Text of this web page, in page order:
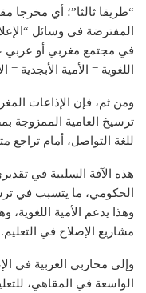
“طريقا ثالثا”؛ أي مخرجا
المفترضة في وسائل
في مجتمع مغربي أو عربي
اللغوية = الأمية الأبجدية =
ومن ثم، فإن الإذاعات
ترسيخ العامية الممزوجة
للغة التواصل، أمام تراجع
هذه الآفة السلبية في
الحكومي، ما يتسبب في
وهذا يدعم الأمية
مشاريع الإصلاح في التعليم.
وإلى محاربي العربية في
الواسعة في المقاهي،